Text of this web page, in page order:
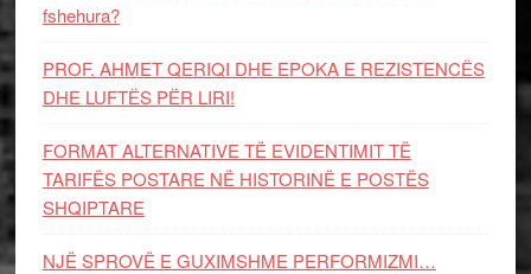
fshehura?
PROF. AHMET QERIQI DHE EPOKA E REZISTENCЁS
DHE LUFTЁS PЁR LIRI!
FORMAT ALTERNATIVE TË EVIDENTIMIT TË
TARIFËS POSTARE NË HISTORINË E POSTËS
SHQIPTARE
NJË SPROVË E GUXIMSHME PERFORMIZMI…